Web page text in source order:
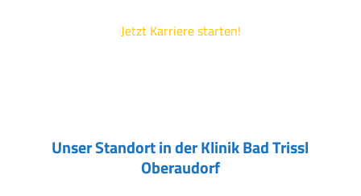
Jetzt Karriere starten!
Unser Standort in der Klinik Bad Trissl
Oberaudorf